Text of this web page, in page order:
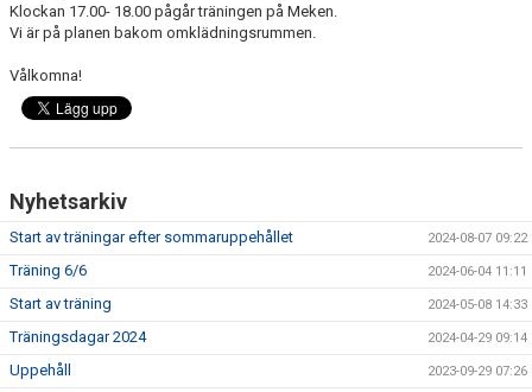
Klockan 17.00- 18.00 pågår träningen på Meken.
Vi är på planen bakom omklädningsrummen.
Vålkomna!
Nyhetsarkiv
Start av träningar efter sommaruppehållet 2024-08-07 09:22
Träning 6/6 2024-06-04 11:11
Start av träning 2024-05-08 14:33
Träningsdagar 2024 2024-04-29 09:14
Uppehåll 2023-09-29 07:26